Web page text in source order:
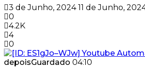
3 de Junho, 2024 11 de Junho,
0
4.2K
4
0
depoisGuardado 04:10